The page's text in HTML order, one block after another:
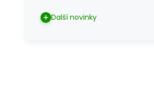
Další novinky